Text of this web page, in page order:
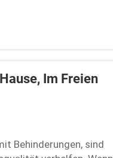
Im Freien
Behinderungen, sind